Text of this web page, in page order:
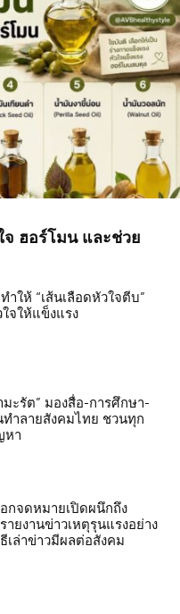
ฮอร์โมน และช่วย
ำให้ “เส้นเลือดหัวใจตีบ”
จให้แข็งแรง
ะรัต” มองสื่อ-การศึกษา-
ทำลายสังคมไทย ชวนทุก
หา
กจดหมายเปิดผนึกถึง
ยงานข่าวเหตุรุนแรงอย่าง
เล่าข่าวมีผลต่อสังคม